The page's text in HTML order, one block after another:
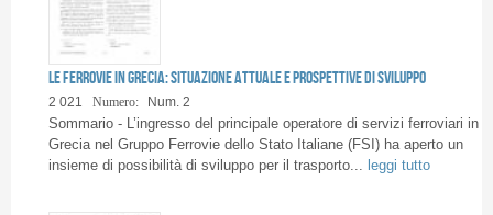
Le ferrovie in Grecia: situazione attuale e prospettive di sviluppo
2 021 Numero: Num. 2
Sommario - L’ingresso del principale operatore di servizi ferroviari in
Grecia nel Gruppo Ferrovie dello Stato Italiane (FSI) ha aperto un
insieme di possibilità di sviluppo per il trasporto... leggi tutto